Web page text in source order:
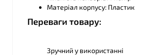
Матеріал корпусу: Пластик
Переваги товару:
Зручний у використанні